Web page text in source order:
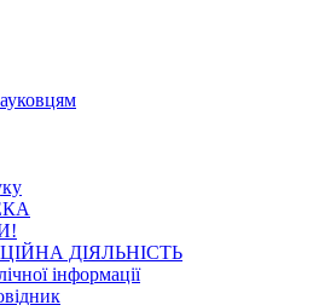
ДІЯЛЬНІСТЬ
інформації